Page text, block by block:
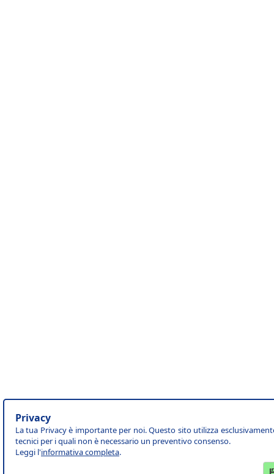
Privacy
La tua Privacy è importante per noi. Questo sito utilizza
tecnici per i quali non è necessario un preventivo consenso.
Leggi l'informativa completa.